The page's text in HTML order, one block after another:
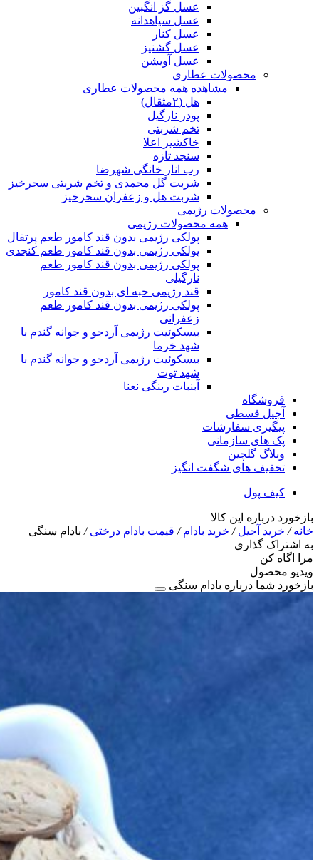
عسل گز انگبین
عسل سیاهدانه
عسل کنار
عسل گشنیز
عسل آویشن
محصولات عطاری
مشاهده همه محصولات عطاری
هل (۲مثقال)
پودر نارگیل
تخم شربتی
خاکشیر اعلا
سنجد تازه
رب انار خانگی شهرضا
شربت گل محمدی و تخم شربتی سحرخیز
شربت هل و زعفران سحرخیز
محصولات رژیمی
همه محصولات رژیمی
پولکی رژیمی بدون قند کامور طعم پرتقال
پولکی رژیمی بدون قند کامور طعم کنجدی
پولکی رژیمی بدون قند کامور طعم
نارگیلی
قند رژیمی حبه ای بدون قند کامور
پولکی رژیمی بدون قند کامور طعم
زعفرانی
بيسکوئيت رژیمی آردجو و جوانه گندم با
شهد خرما
بيسکوئيت رژیمی آردجو و جوانه گندم با
شهد توت
آبنبات رینگی نعنا
فروشگاه
آجیل قسطی
پیگیری سفارشات
پک های سازمانی
وبلاگ گلچین
تخفیف های شگفت انگیز
کیف پول
بازخورد درباره این کالا
خانه/ خرید آجیل/ خرید بادام/ قیمت بادام درختی/ بادام سنگی
به اشتراک گذاری
مرا اگاه کن
ویدیو محصول
بازخورد شما درباره بادام سنگی